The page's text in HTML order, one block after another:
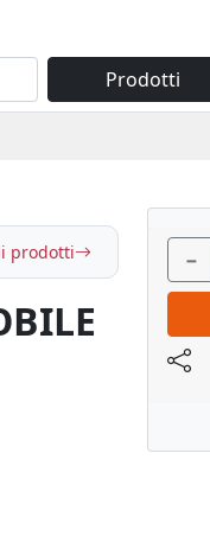
Prodotti
prodotti −